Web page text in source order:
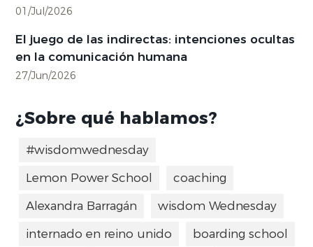
01/Jul/2026
El juego de las indirectas: intenciones ocultas
en la comunicación humana
27/Jun/2026
¿Sobre qué hablamos?
#wisdomwednesday
Lemon Power School
coaching
Alexandra Barragán
wisdom Wednesday
internado en reino unido
boarding school